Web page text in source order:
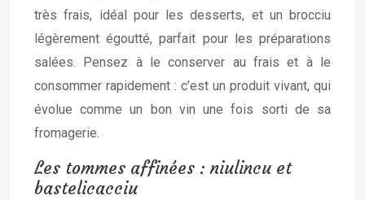
très frais, idéal pour les desserts, et un brocciu
légèrement égoutté, parfait pour les préparations
salées. Pensez à le conserver au frais et à le
consommer rapidement : c’est un produit vivant, qui
évolue comme un bon vin une fois sorti de sa
fromagerie.
Les tommes affinées : niulincu et
bastelicacciu